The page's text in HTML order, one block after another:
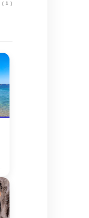
( 1 )